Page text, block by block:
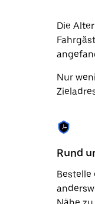
Drücke
die
Escape-
Taste,
um
den
Kalender
Die
Nur
Rund
Bestelle